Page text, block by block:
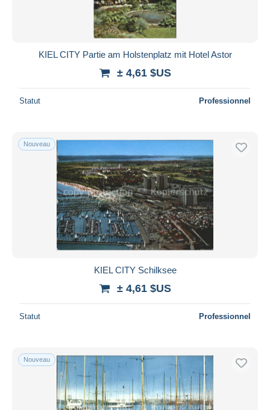
KIEL CITY Partie am Holstenplatz mit Hotel Astor
± 4,61 $US
Statut Professionnel
Nouveau
KIEL CITY Schilksee
± 4,61 $US
Statut Professionnel
Nouveau